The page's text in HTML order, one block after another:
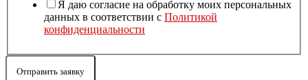
Я даю согласие на обработку моих персональных
данных в соответствии с Политикой
конфиденциальности
Отправить заявку